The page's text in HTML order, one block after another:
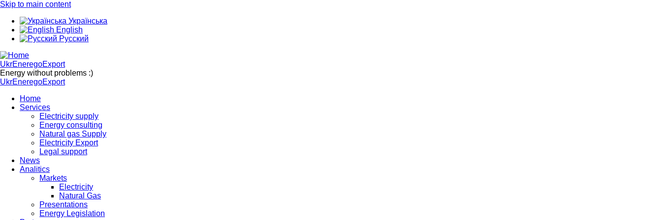
Skip to main content
Українська
English
Русский
UkrEneregoExport
Energy without problems :)
UkrEneregoExport
Home
Services
Electricity supply
Energy consulting
Natural gas Supply
Electricity Export
Legal support
News
Analitics
Markets
Electricity
Natural Gas
Presentations
Energy Legislation